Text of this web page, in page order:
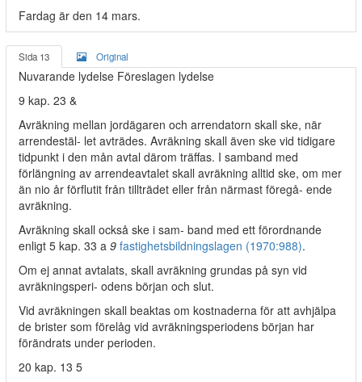
Fardag är den 14 mars.
Sida 13 Original
Nuvarande lydelse Föreslagen lydelse
9 kap. 23 &
Avräkning mellan jordägaren och arrendatorn skall ske, när
arrendestäl- let avträdes. Avräkning skall även ske vid tidigare
tidpunkt i den mån avtal därom träffas. I samband med
förlängning av arrendeavtalet skall avräkning alltid ske, om mer
än nio år förflutit från tillträdet eller från närmast föregå- ende
avräkning.
Avräkning skall också ske i sam- band med ett förordnande
enligt 5 kap. 33 a 9 fastighetsbildningslagen (1970:988).
Om ej annat avtalats, skall avräkning grundas på syn vid
avräkningsperi- odens början och slut.
Vid avräkningen skall beaktas om kostnaderna för att avhjälpa
de brister som förelåg vid avräkningsperiodens början har
förändrats under perioden.
20 kap. 13 5